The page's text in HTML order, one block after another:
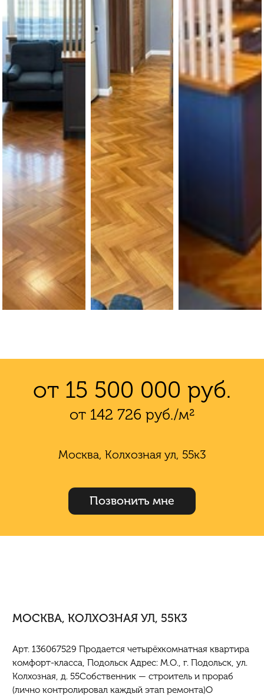
от 15 500 000 руб.
от 142 726 руб./м²
Москва, Колхозная ул, 55к3
Позвонить мне
МОСКВА, КОЛХОЗНАЯ УЛ, 55К3
Арт. 136067529 Продается четырёхкомнатная квартира
комфорт-класса, Подольск Адрес: М.О., г. Подольск, ул.
Колхозная, д. 55Собственник — строитель и прораб
(лично контролировал каждый этап ремонта)О